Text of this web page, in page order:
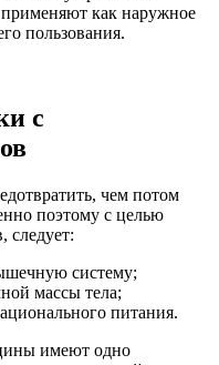
как наружное
пользования.
с
чем потом
поэтому с целью
следует:
систему;
массы тела;
питания.
имеют одно